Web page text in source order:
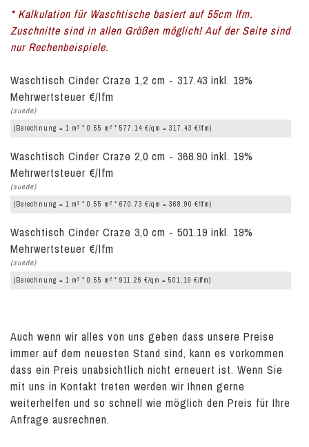
* Kalkulation für Waschtische basiert auf 55cm lfm.
Zuschnitte sind in allen Größen möglich! Auf der Seite sind
nur Rechenbeispiele.
Waschtisch Cinder Craze 1,2 cm - 317.43 inkl. 19%
Mehrwertsteuer €/lfm
(suede)
(Berechnung = 1 m 2 * 0.55 m 2 * 577.14 €/qm = 317.43 €/lfm)
Waschtisch Cinder Craze 2,0 cm - 368.90 inkl. 19%
Mehrwertsteuer €/lfm
(suede)
(Berechnung = 1 m 2 * 0.55 m 2 * 670.73 €/qm = 368.90 €/lfm)
Waschtisch Cinder Craze 3,0 cm - 501.19 inkl. 19%
Mehrwertsteuer €/lfm
(suede)
(Berechnung = 1 m 2 * 0.55 m 2 * 911.26 €/qm = 501.19 €/lfm)
Auch wenn wir alles von uns geben dass unsere Preise
immer auf dem neuesten Stand sind, kann es vorkommen
dass ein Preis unabsichtlich nicht erneuert ist. Wenn Sie
mit uns in Kontakt treten werden wir Ihnen gerne
weiterhelfen und so schnell wie möglich den Preis für Ihre
Anfrage ausrechnen.